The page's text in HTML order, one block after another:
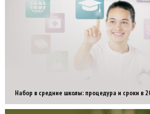
Набор в средние школы: процедура и сроки в